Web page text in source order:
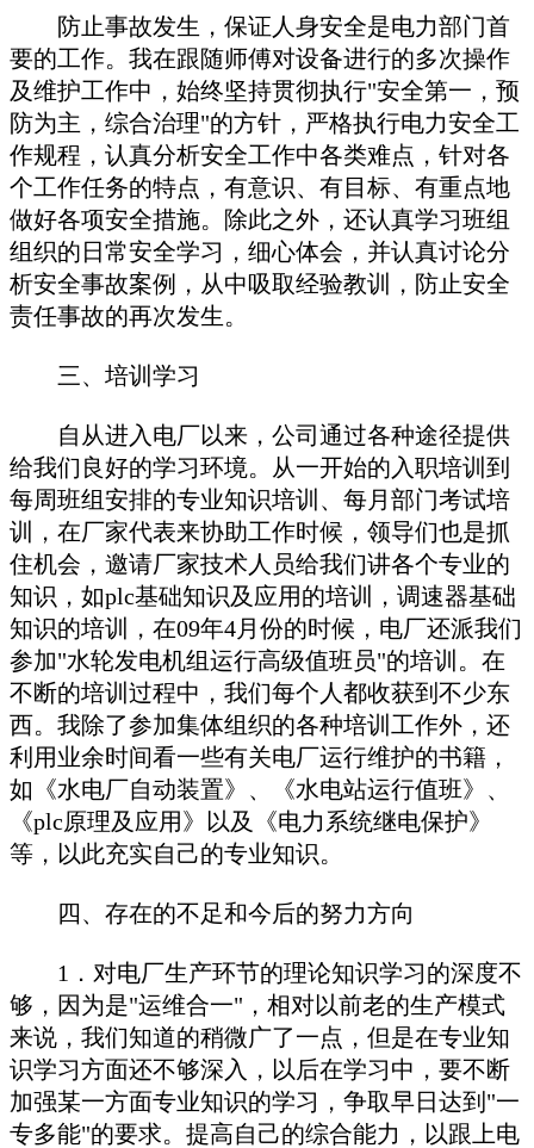
防止事故发生，保证人身安全是电力部门首
要的工作。我在跟随师傅对设备进行的多次操作
及维护工作中，始终坚持贯彻执行"安全第一，预
防为主，综合治理"的方针，严格执行电力安全工
作规程，认真分析安全工作中各类难点，针对各
个工作任务的特点，有意识、有目标、有重点地
做好各项安全措施。除此之外，还认真学习班组
组织的日常安全学习，细心体会，并认真讨论分
析安全事故案例，从中吸取经验教训，防止安全
责任事故的再次发生。
三、培训学习
自从进入电厂以来，公司通过各种途径提供
给我们良好的学习环境。从一开始的入职培训到
每周班组安排的专业知识培训、每月部门考试培
训，在厂家代表来协助工作时候，领导们也是抓
住机会，邀请厂家技术人员给我们讲各个专业的
知识，如plc基础知识及应用的培训，调速器基础
知识的培训，在09年4月份的时候，电厂还派我们
参加"水轮发电机组运行高级值班员"的培训。在
不断的培训过程中，我们每个人都收获到不少东
西。我除了参加集体组织的各种培训工作外，还
利用业余时间看一些有关电厂运行维护的书籍，
如《水电厂自动装置》、《水电站运行值班》、
《plc原理及应用》以及《电力系统继电保护》
等，以此充实自己的专业知识。
四、存在的不足和今后的努力方向
1．对电厂生产环节的理论知识学习的深度不
够，因为是"运维合一"，相对以前老的生产模式
来说，我们知道的稍微广了一点，但是在专业知
识学习方面还不够深入，以后在学习中，要不断
加强某一方面专业知识的学习，争取早日达到"一
专多能"的要求。提高自己的综合能力，以跟上电